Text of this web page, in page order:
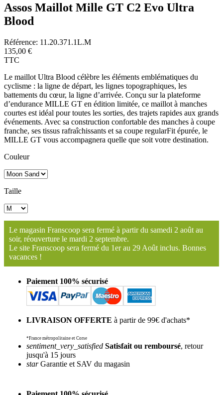
Assos Maillot Mille GT C2 Evo Ultra
Blood
Référence: 11.20.371.1L.M
135,00 €
TTC
Le maillot Ultra Blood célèbre les éléments emblématiques du
cyclisme : la ligne de départ, les lignes topographiques, les
battements du cœur, la ligne d’arrivée. Conçu sur la plateforme
d’endurance MILLE GT en édition limitée, ce maillot à manches
courtes est idéal pour toutes les sorties, des trajets rapides aux grands
événements. Avec sa construction confortable des manches à coupe
franche, ses tissus rafraîchissants et sa coupe regularFit épurée, le
MILLE GT vous accompagnera quelle que soit votre destination.
Couleur
Taille
Le magasin Franscoop sera fermé à partir du samedi 2 août au
soir, réouverture le mardi 2 septembre.
Le site Franscoop sera fermé du 1er au 29 Août inclus. Bonnes
vacances !
Paiement 100% sécurisé
LIVRAISON OFFERTE à partir de 99€ d'achats*
*France métropolitaine et Corse
sentiment_very_satisfied Satisfait ou remboursé, retour
jusqu'à 15 jours
starGarantie et SAV du magasin